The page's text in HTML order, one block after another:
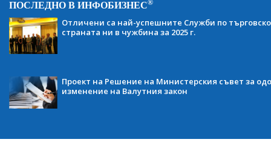
ПОСЛЕДНО В ИНФОБИЗНЕС®
Отличени са най-успешните Служби по
страната ни в чужбина за 2025 г.
Проект на Решение на Министерския съвет за
изменение на Валутния закон